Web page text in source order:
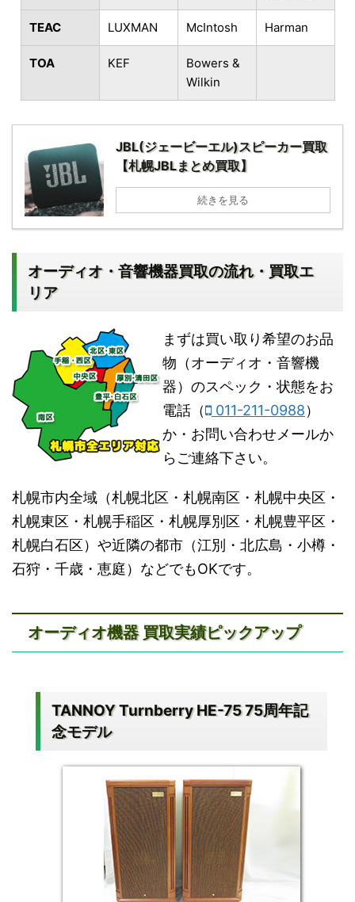
TEAC LUXMAN McIntosh Harman
TOA KEF
Bowers &
Wilkin
JBL(ジェービーエル)スピーカー買取
【札幌JBLまとめ買取】
続きを見る
オーディオ・音響機器買取の流れ・買取エ
リア
まずは買い取り希望のお品
物（オーディオ・音響機
器）のスペック・状態をお
電話（
011-211-0988）
か・お問い合わせメールか
らご連絡下さい。
札幌市内全域（札幌北区・札幌南区・札幌中央区・
札幌東区・札幌手稲区・札幌厚別区・札幌豊平区・
札幌白石区）や近隣の都市（江別・北広島・小樽・
石狩・千歳・恵庭）などでもOKです。
オーディオ機器 買取実績ピックアップ
TANNOY Turnberry HE-75 75周年記
念モデル